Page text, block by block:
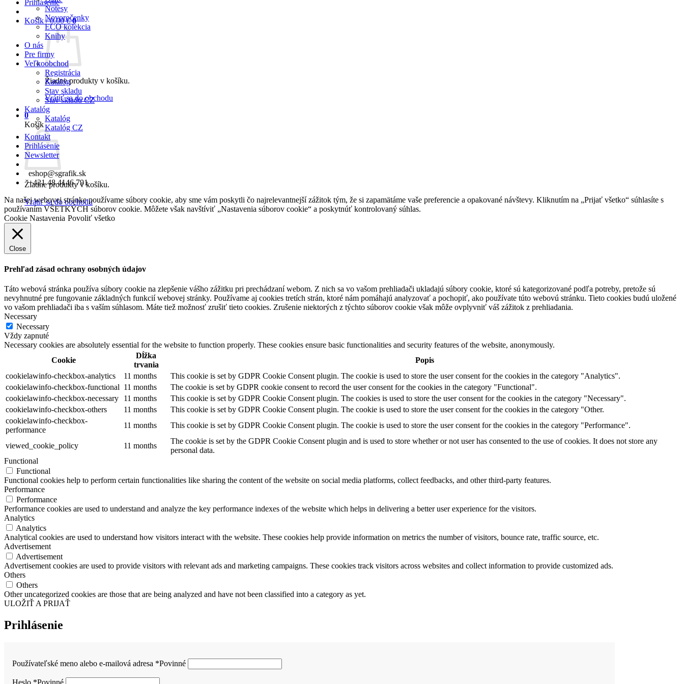
Prihlásenie
Košík /0,00€ 0
Žiadne produkty v košíku.
Vrátiť sa do obchodu
0
Košík
Žiadne produkty v košíku.
Vrátiť sa do obchodu
Notesy
Novoročenky
ECO kolekcia
Knihy
O nás
Pre firmy
Veľkoobchod
Registrácia
Katalóg
Stav skladu
Stav skladu CZ
Katalóg
Katalóg
Katalóg CZ
Kontakt
Prihlásenie
Newsletter
eshop@sgrafik.sk
+421 48 4146 791
Na našej webovej stránke používame súbory cookie, aby sme vám poskytli čo najrelevantnejší zážitok tým, že si zapamätáme vaše preferencie a opakované návštevy. Kliknutím na „Prijať všetko“ súhlasíte s
používaním VŠETKÝCH súborov cookie. Môžete však navštíviť „Nastavenia súborov cookie“ a poskytnúť kontrolovaný súhlas.
Cookie Nastavenia Povoliť všetko
Close
Prehľad zásad ochrany osobných údajov
Táto webová stránka používa súbory cookie na zlepšenie vášho zážitku pri prechádzaní webom. Z nich sa vo vašom prehliadači ukladajú súbory cookie, ktoré sú kategorizované podľa potreby, pretože sú
nevyhnutné pre fungovanie základných funkcií webovej stránky. Používame aj cookies tretích strán, ktoré nám pomáhajú analyzovať a pochopiť, ako používate túto webovú stránku. Tieto cookies budú uložené
vo vašom prehliadači iba s vaším súhlasom. Máte tiež možnosť zrušiť tieto cookies. Zrušenie niektorých z týchto súborov cookie však môže ovplyvniť váš zážitok z prehliadania.
Necessary
Necessary
Vždy zapnuté
Necessary cookies are absolutely essential for the website to function properly. These cookies ensure basic functionalities and security features of the website, anonymously.
Cookie
Dĺžka
trvania
Popis
cookielawinfo-checkbox-analytics
11 months
This cookie is set by GDPR Cookie Consent plugin. The cookie is used to store the user consent for the cookies in the category "Analytics".
cookielawinfo-checkbox-functional 11 months
The cookie is set by GDPR cookie consent to record the user consent for the cookies in the category "Functional".
cookielawinfo-checkbox-necessary
11 months
This cookie is set by GDPR Cookie Consent plugin. The cookies is used to store the user consent for the cookies in the category "Necessary".
cookielawinfo-checkbox-others
11 months
This cookie is set by GDPR Cookie Consent plugin. The cookie is used to store the user consent for the cookies in the category "Other.
cookielawinfo-checkbox-
performance
11 months This cookie is set by GDPR Cookie Consent plugin. The cookie is used to store the user consent for the cookies in the category "Performance".
viewed_cookie_policy 11 months
The cookie is set by the GDPR Cookie Consent plugin and is used to store whether or not user has consented to the use of cookies. It does not store any
personal data.
Functional
Functional
Functional cookies help to perform certain functionalities like sharing the content of the website on social media platforms, collect feedbacks, and other third-party features.
Performance
Performance
Performance cookies are used to understand and analyze the key performance indexes of the website which helps in delivering a better user experience for the visitors.
Analytics
Analytics
Analytical cookies are used to understand how visitors interact with the website. These cookies help provide information on metrics the number of visitors, bounce rate, traffic source, etc.
Advertisement
Advertisement
Advertisement cookies are used to provide visitors with relevant ads and marketing campaigns. These cookies track visitors across websites and collect information to provide customized ads.
Others
Others
Other uncategorized cookies are those that are being analyzed and have not been classified into a category as yet.
ULOŽIŤ A PRIJAŤ
Prihlásenie
Používateľské meno alebo e-mailová adresa *Povinné